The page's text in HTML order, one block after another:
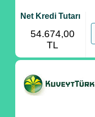
Net Kredi Tutarı
54.674,00
TL